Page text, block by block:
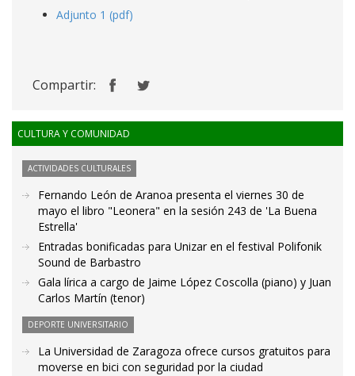
Adjunto 1 (pdf)
Compartir:
CULTURA Y COMUNIDAD
ACTIVIDADES CULTURALES
Fernando León de Aranoa presenta el viernes 30 de
mayo el libro "Leonera" en la sesión 243 de 'La Buena
Estrella'
Entradas bonificadas para Unizar en el festival Polifonik
Sound de Barbastro
Gala lírica a cargo de Jaime López Coscolla (piano) y Juan
Carlos Martín (tenor)
DEPORTE UNIVERSITARIO
La Universidad de Zaragoza ofrece cursos gratuitos para
moverse en bici con seguridad por la ciudad